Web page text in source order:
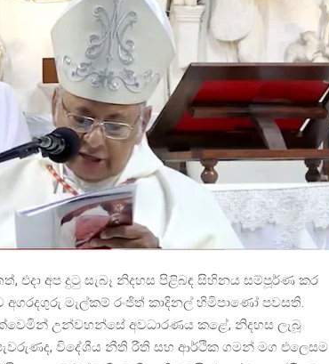
එදා අප දුටු සැබෑ නිදහස පිළිබඳ සිහිනය සම්පූර්ණ කර
මැල්කම් රංජිත් කාදිනල් හිමිපාණෝ පවසති.
උන්වහන්සේ අවධාරණය කළේ, නිදහස ලැබූ
විදේශීය නීති රීති සහ ආර්ථික ගමන් මග එලෙසම